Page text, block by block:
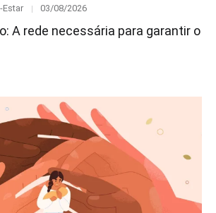
Estar
Posted
03/08/2026
A rede necessária para garantir o